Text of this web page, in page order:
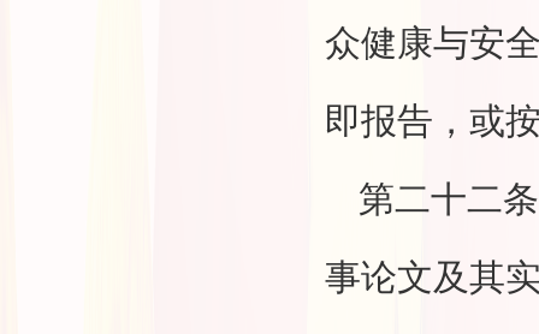
众健康与安
即报告，或
第二十二条
事论文及其